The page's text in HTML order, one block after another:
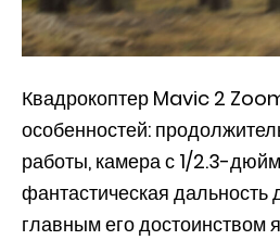
Квадрокоптер Mavic 2
особенностей:
работы, камера с 1/2.3-
фантастическая дальность
главным его достоинством